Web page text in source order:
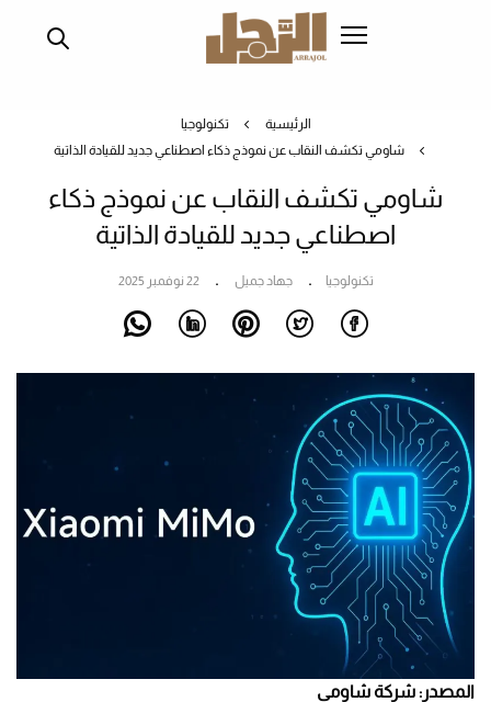
الرئيسية
تكنولوجيا
شاومي تكشف النقاب عن نموذج ذكاء اصطناعي جديد للقيادة الذاتية
شاومي تكشف النقاب عن نموذج ذكاء
اصطناعي جديد للقيادة الذاتية
تكنولوجيا جهاد جميل 22 نوفمبر 2025
المصدر: شركة شاومي